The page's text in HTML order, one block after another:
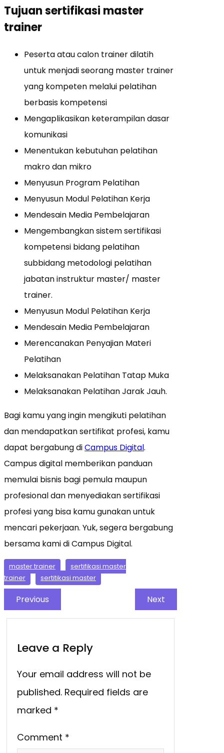
Tujuan sertifikasi master
trainer
Peserta atau calon trainer dilatih
untuk menjadi seorang master trainer
yang kompeten melalui pelatihan
berbasis kompetensi
Mengaplikasikan keterampilan dasar
komunikasi
Menentukan kebutuhan pelatihan
makro dan mikro
Menyusun Program Pelatihan
Menyusun Modul Pelatihan Kerja
Mendesain Media Pembelajaran
Mengembangkan sistem sertifikasi
kompetensi bidang pelatihan
subbidang metodologi pelatihan
jabatan instruktur master/ master
trainer.
Menyusun Modul Pelatihan Kerja
Mendesain Media Pembelajaran
Merencanakan Penyajian Materi
Pelatihan
Melaksanakan Pelatihan Tatap Muka
Melaksanakan Pelatihan Jarak Jauh.
Bagi kamu yang ingin mengikuti pelatihan
dan mendapatkan sertifikat profesi, kamu
dapat bergabung diCampus Digital.
Campus digital memberikan panduan
memulai bisnis bagi pemula maupun
profesional dan menyediakan sertifikasi
profesi yang bisa kamu gunakan untuk
mencari pekerjaan. Yuk, segera bergabung
bersama kami di Campus Digital.
master trainer
sertifikasi master
trainer
sertitikasi master
Previous Next
Leave a Reply
Your email address will not be
published. Required fields are
marked *
Comment *